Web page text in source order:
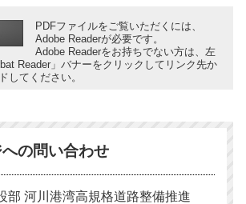
PDFファイルをご覧いただくには、
Adobe Readerが必要です。
Adobe Readerをお持ちでない方は、左
Reader」バナーをクリックしてリンク先か
してください。
の問い合わせ
部 河川港湾高規格道路整備推進